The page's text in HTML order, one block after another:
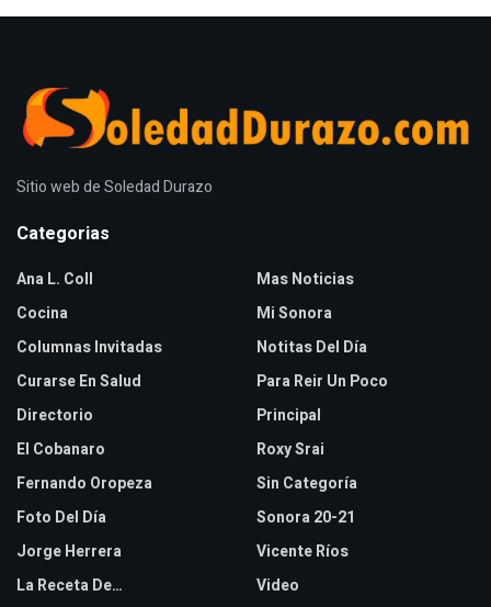
Sitio web de Soledad Durazo
Categorias
Ana L. Coll
Cocina
Columnas Invitadas
Curarse En Salud
Directorio
El Cobanaro
Fernando Oropeza
Foto Del Día
Jorge Herrera
La Receta De…
Mas Noticias
Mi Sonora
Notitas Del Día
Para Reir Un Poco
Principal
Roxy Srai
Sin Categoría
Sonora 20-21
Vicente Ríos
Video